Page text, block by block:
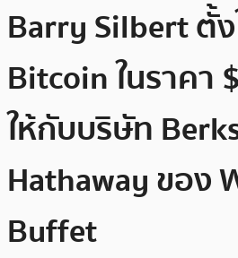
Barry Silbert ตั้ง
Bitcoin ในราคา
ให้กับบริษัท
Hathaway ของ
Buffet